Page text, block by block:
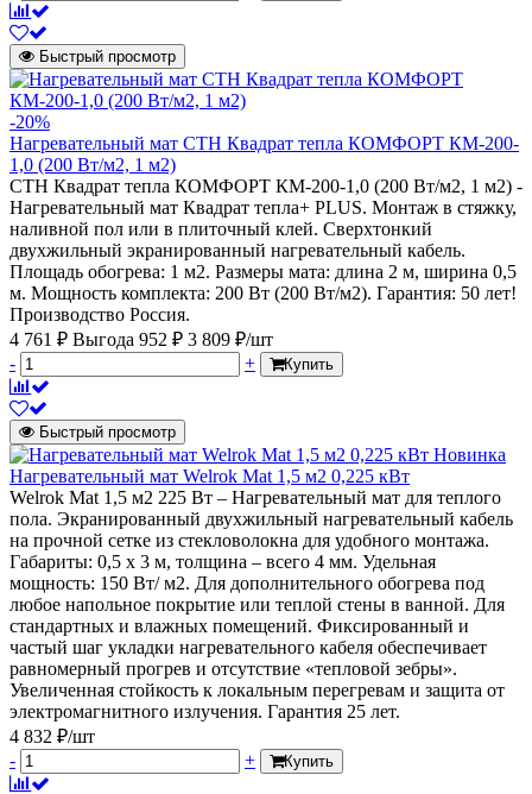
Быстрый просмотр
-20%
Нагревательный мат СТН Квадрат тепла КОМФОРТ КМ-200-
1,0 (200 Вт/м2, 1 м2)
СТН Квадрат тепла КОМФОРТ КМ-200-1,0 (200 Вт/м2, 1 м2) -
Нагревательный мат Квадрат тепла+ PLUS. Монтаж в стяжку,
наливной пол или в плиточный клей. Сверхтонкий
двухжильный экранированный нагревательный кабель.
Площадь обогрева: 1 м2. Размеры мата: длина 2 м, ширина 0,5
м. Мощность комплекта: 200 Вт (200 Вт/м2). Гарантия: 50 лет!
Производство Россия.
4 761 ₽ Выгода 952 ₽ 3 809 ₽/шт
-
+ Купить
Быстрый просмотр
Новинка
Нагревательный мат Welrok Mat 1,5 м2 0,225 кВт
Welrok Mat 1,5 м2 225 Вт – Нагревательный мат для теплого
пола. Экранированный двухжильный нагревательный кабель
на прочной сетке из стекловолокна для удобного монтажа.
Габариты: 0,5 х 3 м, толщина – всего 4 мм. Удельная
мощность: 150 Вт/ м2. Для дополнительного обогрева под
любое напольное покрытие или теплой стены в ванной. Для
стандартных и влажных помещений. Фиксированный и
частый шаг укладки нагревательного кабеля обеспечивает
равномерный прогрев и отсутствие «тепловой зебры».
Увеличенная стойкость к локальным перегревам и защита от
электромагнитного излучения. Гарантия 25 лет.
4 832 ₽/шт
-
+ Купить